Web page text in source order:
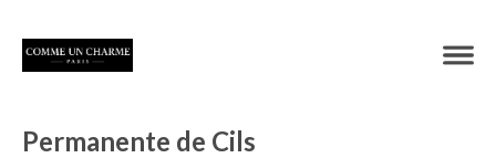
Permanente de Cils